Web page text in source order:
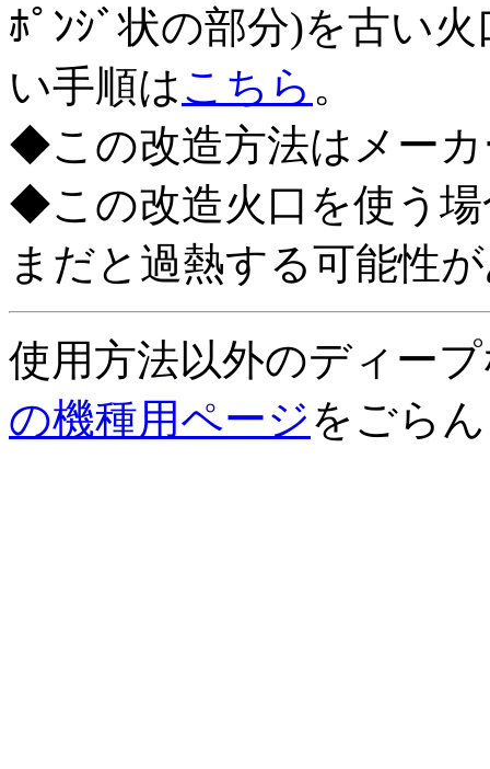
ﾎﾟﾝｼﾞ状の部分)を古い
い手順はこちら 。
◆この改造方法はメー
◆この改造火口を使う
まだと過熱する可能性
使用方法以外のディー
の機種用ページをごら